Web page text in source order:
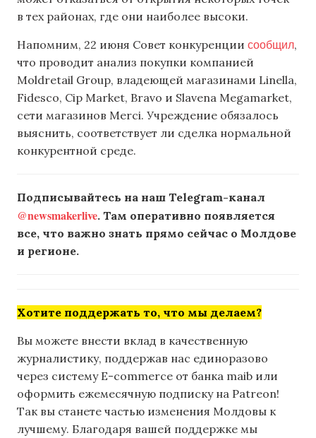
в тех районах, где они наиболее высоки.
Напомним, 22 июня Совет конкуренции сообщил,
что проводит анализ покупки компанией
Moldretail Group, владеющей магазинами Linella,
Fidesco, Cip Market, Bravo и Slavena Megamarket,
сети магазинов Merci. Учреждение обязалось
выяснить, соответствует ли сделка нормальной
конкурентной среде.
Подписывайтесь на наш Telegram-канал
@newsmakerlive. Там оперативно появляется
все, что важно знать прямо сейчас о Молдове
и регионе.
Хотите поддержать то, что мы делаем?
Вы можете внести вклад в качественную
журналистику, поддержав нас единоразово
через систему E-commerce от банка maib или
оформить ежемесячную подписку на Patreon!
Так вы станете частью изменения Молдовы к
лучшему. Благодаря вашей поддержке мы